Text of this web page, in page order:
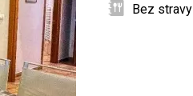
Bez stravy